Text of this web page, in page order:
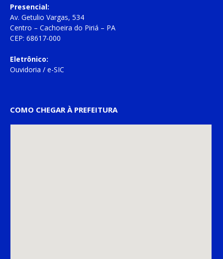
Presencial:
Av. Getulio Vargas, 534
Centro – Cachoeira do Piriá – PA
CEP: 68617-000
Eletrônico:
Ouvidoria / e-SIC
COMO CHEGAR À PREFEITURA